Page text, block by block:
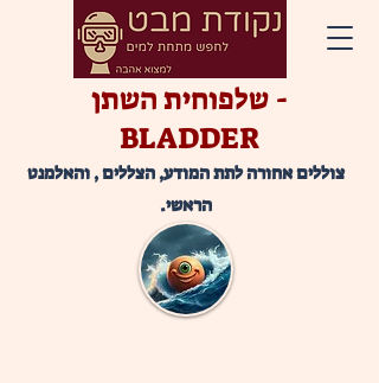
שלפוחית השתן -
BLADDER
צוללים אחורה לתת המודע, הצללים , והאלמנט
הראשי.